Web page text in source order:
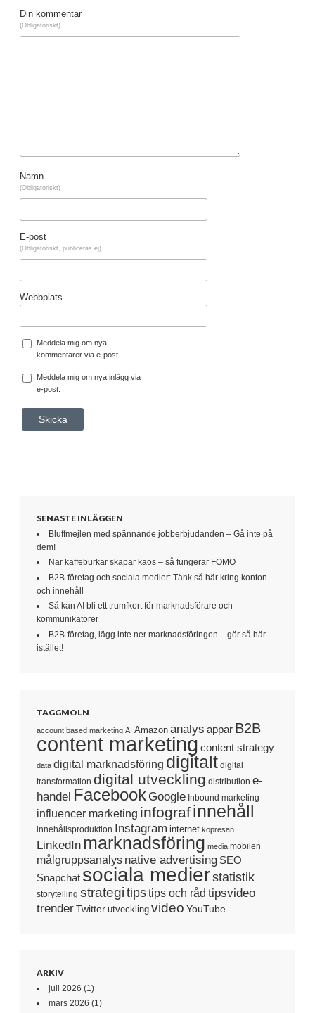
Din kommentar
(Obligatoriskt)
Namn
(Obligatoriskt)
E-post
(Obligatoriskt, publiceras ej)
Webbplats
Meddela mig om nya
kommentarer via e-post.
Meddela mig om nya inlägg via
e-post.
SENASTE INLÄGGEN
Bluffmejlen med spännande jobberbjudanden – Gå inte på
dem!
När kaffeburkar skapar kaos – så fungerar FOMO
B2B-företag och sociala medier: Tänk så här kring konton
och innehåll
Så kan AI bli ett trumfkort för marknadsförare och
kommunikatörer
B2B-företag, lägg inte ner marknadsföringen – gör så här
istället!
TAGGMOLN
account based marketing AI Amazon analys appar B2B
content marketing content strategy
data digital marknadsföring digitalt digital
transformation digital utveckling distribution e-
handel Facebook Google Inbound marketing
influencer marketing infografinnehåll
innehållsproduktion Instagram internet köpresan
LinkedIn marknadsföring media mobilen
målgruppsanalys native advertising SEO
Snapchat sociala medierstatistik
storytelling strategi tipstips och råd tipsvideo
trenderTwitter utveckling video YouTube
ARKIV
juli 2026 (1)
mars 2026 (1)